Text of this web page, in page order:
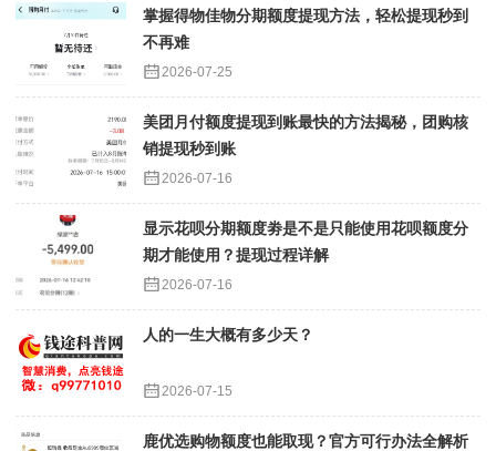
掌握得物佳物分期额度提现方法，轻松提现秒到
不再难
2026-07-25
美团月付额度提现到账最快的方法揭秘，团购核
销提现秒到账
2026-07-16
显示花呗分期额度劵是不是只能使用花呗额度分
期才能使用？提现过程详解
2026-07-16
人的一生大概有多少天？
2026-07-15
鹿优选购物额度也能取现？官方可行办法全解析